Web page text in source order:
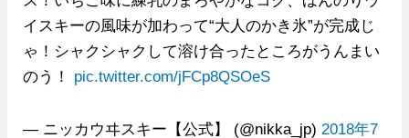
イスキーの風味が加わって“大人のかき氷”が完成じ
ゃ！シャクシャクして溶け合ったところがうんまい
のう！ pic.twitter.com/jFCp8QSOeS
— ニッカウヰスキー【公式】 (@nikka_jp) 2018年7